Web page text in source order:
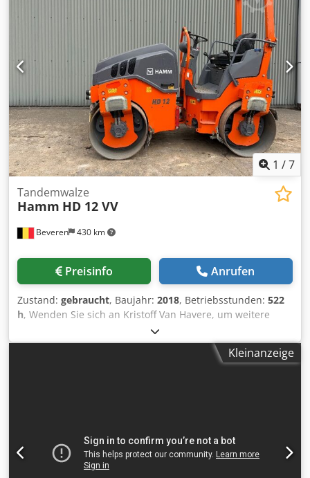
1 /7
Beveren 430 km
Tandemwalze
Hamm HD 12 VV
Preisinfo Anrufen
Zustand: gebraucht, Baujahr: 2018, Betriebsstunden: 522
h, Wenden Sie sich an Kristoff Van Havere, um weitere
Informationen zu erhalten. Dedpfoy Sfc Iox Ak Eokr
Kleinanzeige